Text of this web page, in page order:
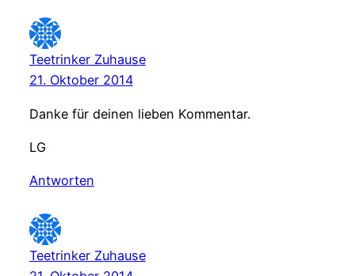
Teetrinker Zuhause
21. Oktober 2014
Danke für deinen lieben Kommentar.
LG
Antworten
Teetrinker Zuhause